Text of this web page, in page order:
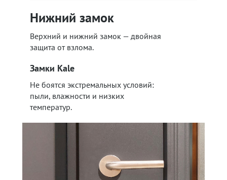
Нижний замок
Верхний и нижний замок — двойная
защита от взлома.
Замки Kale
Не боятся экстремальных условий:
пыли, влажности и низких
температур.